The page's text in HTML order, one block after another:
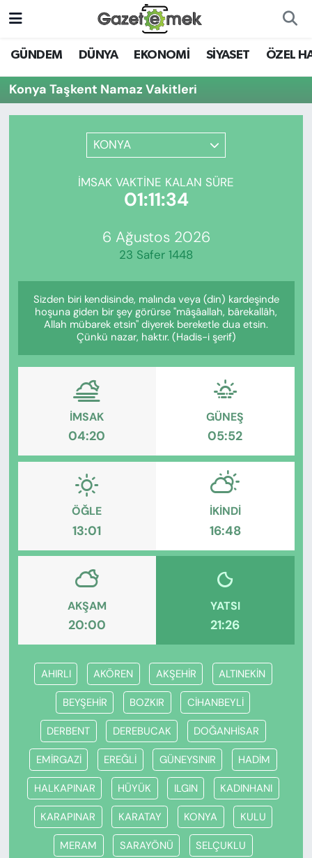
GÜNDEM DÜNYA EKONOMİ SİYASET ÖZEL
Konya Taşkent Namaz Vakitleri
KONYA
İMSAK VAKTINE KALAN SÜRE
01:11:34
6 Ağustos 2026
23 Safer 1448
Sizden biri kendisinde, malında veya (din) kardeşinde
hoşuna giden bir şey görürse "mâşâallah, bârekallâh,
Allah mübarek etsin" diyerek bereketle dua etsin.
Çünkü nazar, haktır. (Hadis-i şerif)
İMSAK
04:20
GÜNEŞ
05:52
ÖĞLE
13:01
İKINDI
16:48
AKŞAM
20:00
YATSI
21:26
AHIRLI AKÖREN AKŞEHİR ALTINEKİN
BEYŞEHİR BOZKIR CİHANBEYLİ
DERBENT DEREBUCAK DOĞANHİSAR
EMİRGAZİ EREĞLİ GÜNEYSINIR HADİM
HALKAPINAR HÜYÜK ILGIN KADINHANI
KARAPINAR KARATAY KONYA KULU
MERAM SARAYÖNÜ SELÇUKLU
DÜNYA
EKONOMİ
YENİ MEDYADA EMEK
GAZETECİLİĞİNİ GELİŞTİRMEK
EĞİTİM
KADIN
SAĞLIK
KÜLTÜR-SANAT
MAGAZİN
ÖZEL HABER
YAZAR KÖŞESİ
SİYASET
VAN VE DİYARBAKIR HABERLERİ
Nöbetçi Eczaneler
Hava Durumu
Trafik Durumu
Süper Lig Puan Durumu ve Fikstür
Tüm Manşetler
Haber Arşivi